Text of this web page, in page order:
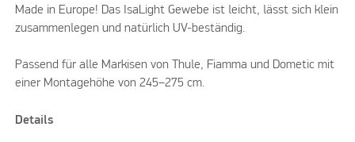
Made in Europe! Das IsaLight Gewebe ist leicht, lässt sich klein
zusammenlegen und natürlich UV-beständig.
Passend für alle Markisen von Thule, Fiamma und Dometic mit
einer Montagehöhe von 245–275 cm.
Details